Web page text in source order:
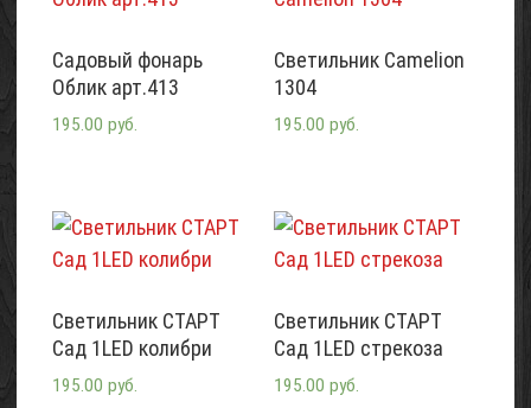
Садовый фонарь
Облик арт.413
195.00 руб.
Светильник Camelion
1304
195.00 руб.
Светильник СТАРТ
Сад 1LED колибри
195.00 руб.
Светильник СТАРТ
Сад 1LED стрекоза
195.00 руб.